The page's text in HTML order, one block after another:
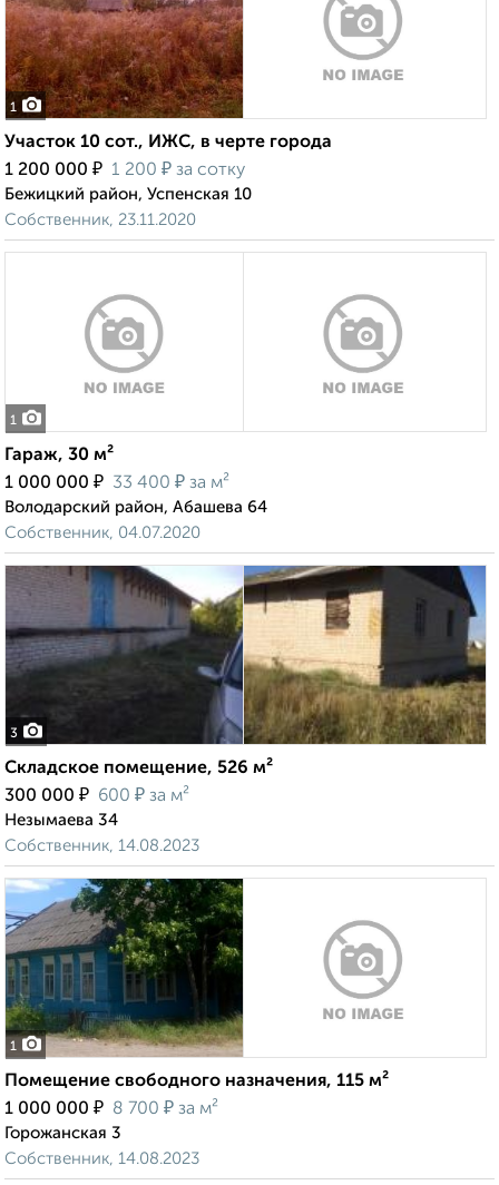
1
Участок 10 сот., ИЖС, в черте города
1 200 000 ₽ 1 200 ₽ за сотку
Бежицкий район, Успенская 10
Собственник, 23.11.2020
1
Гараж, 30 м²
1 000 000 ₽ 33 400 ₽ за м²
Володарский район, Абашева 64
Собственник, 04.07.2020
3
Складское помещение, 526 м²
300 000 ₽ 600 ₽ за м²
Незымаева 34
Собственник, 14.08.2023
1
Помещение свободного назначения, 115 м²
1 000 000 ₽ 8 700 ₽ за м²
Горожанская 3
Собственник, 14.08.2023